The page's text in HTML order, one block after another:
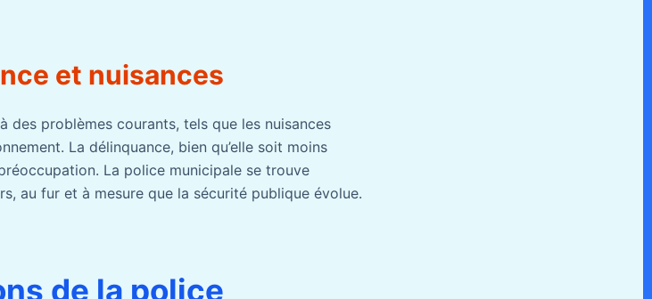
et nuisances
des problèmes courants, tels que les nuisances
La délinquance, bien qu’elle soit moins
La police municipale se trouve
au fur et à mesure que la sécurité publique évolue.
de la police